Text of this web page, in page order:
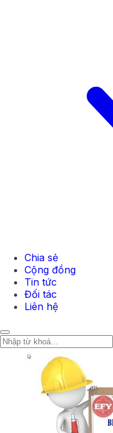
Chia sẻ
Cộng đồng
Tin tức
Đối tác
Liên hệ